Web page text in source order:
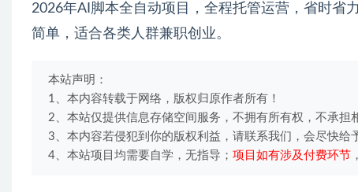
2026年AI脚本全自动项目，全程托管运营，省时省
简单，适合各类人群兼职创业。
本站声明：
1、本内容转载于网络，版权归原作者所有！
2、本站仅提供信息存储空间服务，不拥有所有权，不承担
3、本内容若侵犯到你的版权利益，请联系我们，会尽快给
4、本站项目均需要自学，无指导； 项目如有涉及付费环节